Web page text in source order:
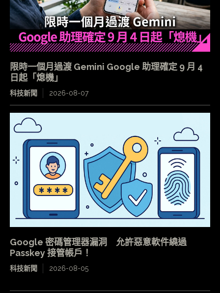
限時一個月過渡 Gemini Google 助理確定 9 月 4
日起「熄機」
科技新聞 2026-08-07
Google 密碼管理器漏洞 允許惡意軟件繞過
Passkey 接管帳戶！
科技新聞 2026-08-05